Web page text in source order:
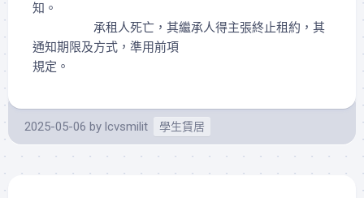
知。
承租人死亡，其繼承人得主張終止租約，其
通知期限及方式，準用前項
規定。
2025-05-06 by lcvsmilit 學生賃居